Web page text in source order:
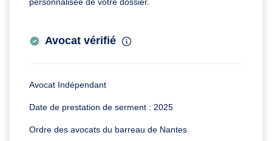
personnalisée de votre dossier.
Avocat vérifié
Avocat Indépendant
Date de prestation de serment : 2025
Ordre des avocats du barreau de Nantes